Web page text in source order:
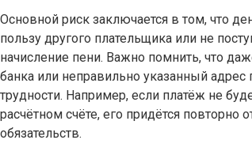
Основной риск заключается в том, что
пользу другого плательщика или не
начисление пени. Важно помнить, что
банка или неправильно указанный адрес
трудности. Например, если платёж не
расчётном счёте, его придётся повторно
обязательств.